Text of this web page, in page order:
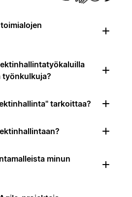
työnkulkuja?
tarkoittaa?
minun